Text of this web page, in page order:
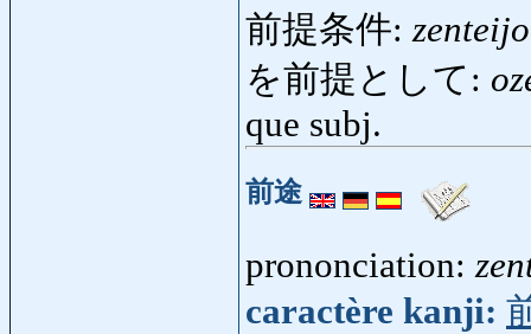
前提条件:
を前提として:
que subj.
前途
prononciation:
caractère kanji: